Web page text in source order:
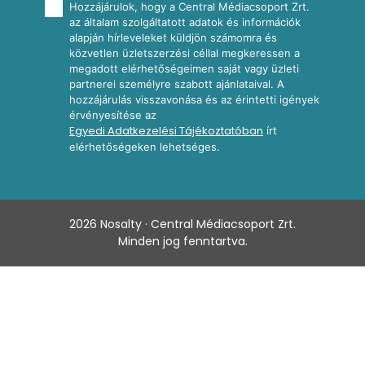
Hozzájárulok, hogy a Central Médiacsoport Zrt.
az általam szolgáltatott adatok és információk
alapján hírleveleket küldjön számomra és
közvetlen üzletszerzési céllal megkeressen a
megadott elérhetőségeimen saját vagy üzleti
partnerei személyre szabott ajánlataival. A
hozzájárulás visszavonása és az érintetti igények
érvényesítése az
Egyedi Adatkezelési Tájékoztatóban írt
elérhetőségeken lehetséges.
2026 Nosalty · Central Médiacsoport Zrt.
Minden jog fenntartva.